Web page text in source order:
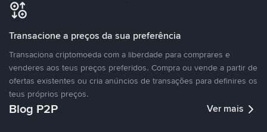
Transacione a preços da sua preferência
Transaciona criptomoeda com a liberdade para comprares e
venderes aos teus preços preferidos. Compra ou vende a partir de
ofertas existentes ou cria anúncios de transações para definires os
teus próprios preços.
Blog P2P Ver mais